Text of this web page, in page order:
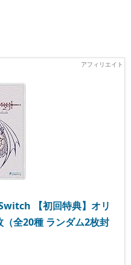
【初回特典】オリ
全20種 ランダム2枚封